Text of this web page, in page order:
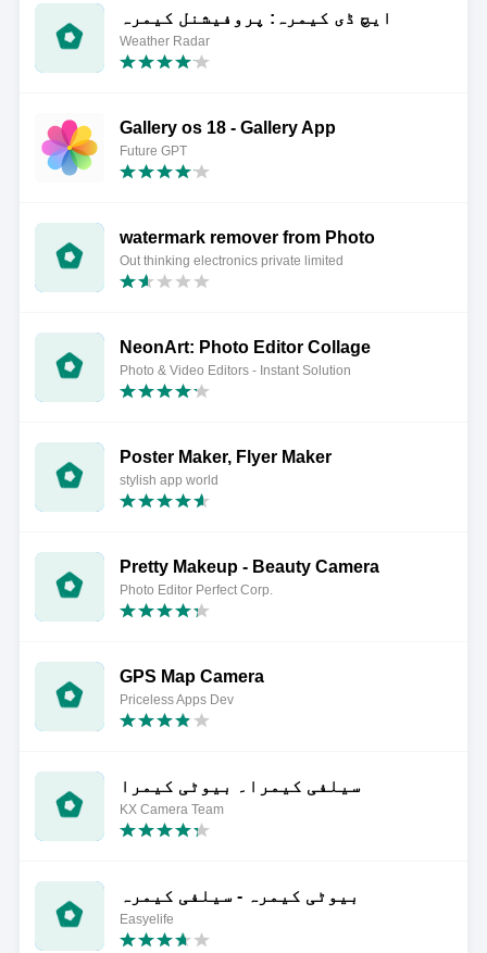
ایچ ڈی کیمرہ: پروفیشنل کیمرہ
Weather Radar
Gallery os 18 - Gallery App
Future GPT
watermark remover from Photo
Out thinking electronics private limited
NeonArt: Photo Editor Collage
Photo & Video Editors - Instant Solution
Poster Maker, Flyer Maker
stylish app world
Pretty Makeup - Beauty Camera
Photo Editor Perfect Corp.
GPS Map Camera
Priceless Apps Dev
سیلفی کیمرا۔ بیوٹی کیمرا
KX Camera Team
بیوٹی کیمرہ - سیلفی کیمرہ
Easyelife